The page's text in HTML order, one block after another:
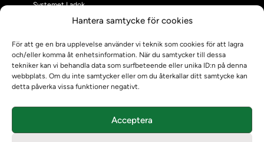
Hantera samtycke för cookies
För att ge en bra upplevelse använder vi teknik som cookies för att lagra
och/eller komma åt enhetsinformation. När du samtycker till dessa
tekniker kan vi behandla data som surfbeteende eller unika ID:n på denna
webbplats. Om du inte samtycker eller om du återkallar ditt samtycke kan
detta påverka vissa funktioner negativt.
Acceptera
Systemet Ladok
Verifiera eller kontrollera bevis
Om oss
Om oss
Om Ladokkonsortiet
Ladokkonsortiet internationellt
Teamens sammansättning och arbetet på Ladokkonsortiet
Användarkontakter